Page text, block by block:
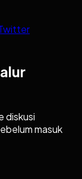
diskusi
masuk